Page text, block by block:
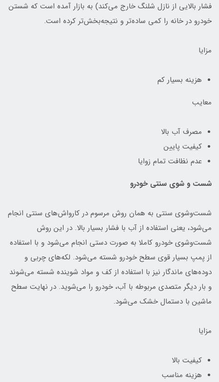
فشار بالایی از نازل شلنگ خارج می‌کند) به بازار آمده است که شستن
خودرو در خانه را کمی ساده‌تر و نتیجه‌بخش‌تر کرده است.
مزایا
هزینه بسیار کم
معایب
مصرف آب بالا
کیفیت پایین
عدم نظافت تمام زوایا
شست و شوی سنتی خودرو
شست‌وشوی سنتی به همان روش مرسوم در کارواش‌های سنتی انجام
می‌شود، یعنی استفاده از آب با فشار بسیار بالا. در این روش
شست‌وشوی خودرو کاملا به صورت دستی انجام می‌شود و با استفاده
از پمپ بسیار قوی سطح خودرو شسته می‌شود. لکه‌های چربی و
دوده‌های ماندگار نیز با استفاده از کف و مواد شوینده شسته می‌شوند
و بار دیگر متصدی مربوطه با آب، خودرو را می‌شوید. در نهایت سطح
ماشین با دستمال خشک می‌شود.
مزایا
کیفیت بالا
هزینه مناسب